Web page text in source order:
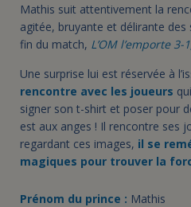
Mathis suit attentivement la
agitée, bruyante et délirante des
fin du match, L’OM l’emporte 3-
Une surprise lui est réservée à
rencontre avec les joueurs
signer son t-shirt et poser pour
est aux anges ! Il rencontre ses
regardant ces images, il se
magiques pour trouver la
Prénom du prince : Mathis